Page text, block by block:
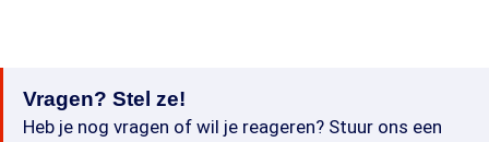
Vragen? Stel ze!
Heb je nog vragen of wil je reageren? Stuur ons een